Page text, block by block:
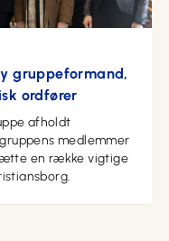
gruppeformand,
ordfører
afholdt
medlemmer
en række vigtige